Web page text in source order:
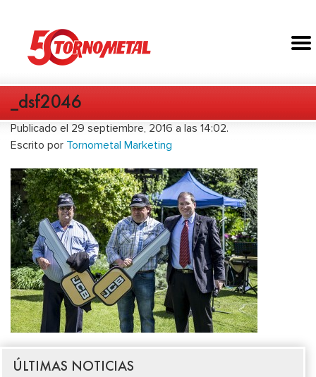
_dsf2046
Publicado el 29 septiembre, 2016 a las 14:02.
Escrito por Tornometal Marketing
ÚLTIMAS NOTICIAS